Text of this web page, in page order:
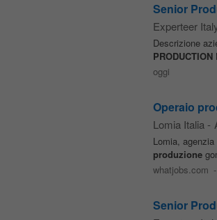
Senior
Experteer
Descrizione
PRODUCTION
oggi
Operaio
Lomia Italia -
Lomia,
produzione
whatjobs.com -
Senior